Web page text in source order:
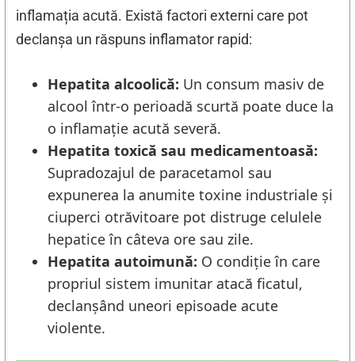
inflamația acută. Există factori externi care pot
declanșa un răspuns inflamator rapid:
Hepatita alcoolică: Un consum masiv de
alcool într-o perioadă scurtă poate duce la
o inflamație acută severă.
Hepatita toxică sau medicamentoasă:
Supradozajul de paracetamol sau
expunerea la anumite toxine industriale și
ciuperci otrăvitoare pot distruge celulele
hepatice în câteva ore sau zile.
Hepatita autoimună: O condiție în care
propriul sistem imunitar atacă ficatul,
declanșând uneori episoade acute
violente.